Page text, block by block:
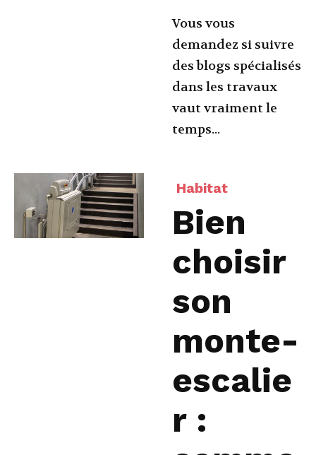
Vous vous
demandez si suivre
des blogs spécialisés
dans les travaux
vaut vraiment le
temps...
Habitat
Bien
choisir
son
monte-
escalie
r :